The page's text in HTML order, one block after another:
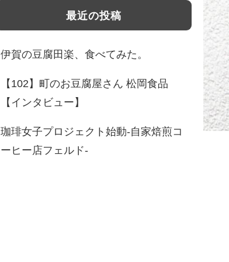
最近の投稿
伊賀の豆腐田楽、食べてみた。
【102】町のお豆腐屋さん 松岡食品
【インタビュー】
珈琲女子プロジェクト始動-自家焙煎コ
ーヒー店フェルド-